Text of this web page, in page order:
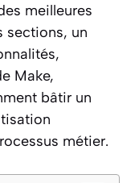
meilleures
sections, un
Make,
bâtir un
métier.